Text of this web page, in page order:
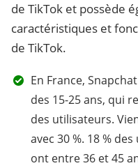
de TikTok et possède
caractéristiques et
de TikTok.
En France,
des 15-25 ans, qui
des utilisateurs.
avec 30 %. 18 %
ont entre 36 et 45